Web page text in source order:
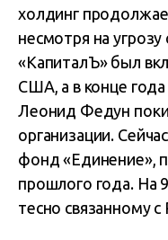
холдинг
несмотря на
«КапиталЪ» был
США, а в конце
Леонид Федун
организации.
фонд «Единение»,
прошлого года. На
тесно связанному